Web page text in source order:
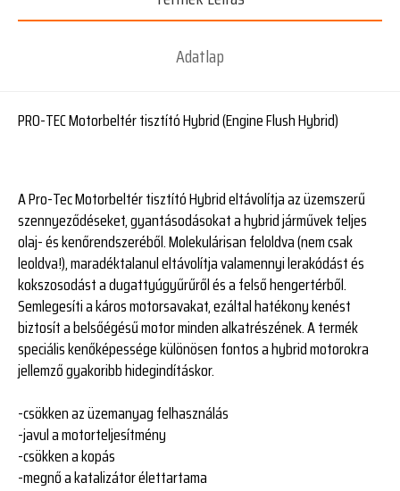
Adatlap
PRO-TEC Motorbeltér tisztító Hybrid (Engine Flush Hybrid)
A Pro-Tec Motorbeltér tisztító Hybrid eltávolítja az üzemszerű
szennyeződéseket, gyantásodásokat a hybrid járművek teljes
olaj- és kenőrendszeréből. Molekulárisan feloldva (nem csak
leoldva!), maradéktalanul eltávolítja valamennyi lerakódást és
kokszosodást a dugattyúgyűrűről és a felső hengertérből.
Semlegesíti a káros motorsavakat, ezáltal hatékony kenést
biztosít a belsőégésű motor minden alkatrészének. A termék
speciális kenőképessége különösen fontos a hybrid motorokra
jellemző gyakoribb hidegindításkor.
-csökken az üzemanyag felhasználás
-javul a motorteljesítmény
-csökken a kopás
-megnő a katalizátor élettartama